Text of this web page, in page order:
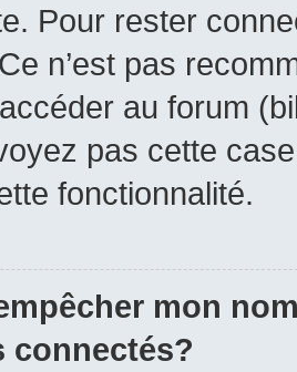
Pour rester
n’est pas
au forum
pas cette
fonctionnalité.
mon
connectés?